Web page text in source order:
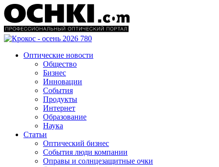
Оптические новости
Общество
Бизнес
Инновации
События
Продукты
Интернет
Образование
Наука
Статьи
Оптический бизнес
События люди компании
Оправы и солнцезащитные очки